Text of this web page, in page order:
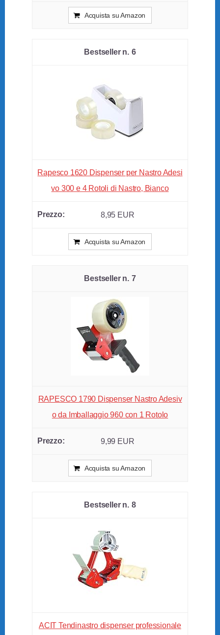
Acquista su Amazon
6
Rapesco 1620 Dispenser per Nastro Adesi
vo 300 e 4 Rotoli di Nastro, Bianco
8,95 EUR
Acquista su Amazon
7
RAPESCO 1790 Dispenser Nastro Adesiv
o da Imballaggio 960 con 1 Rotolo
9,99 EUR
Acquista su Amazon
8
ACIT Tendinastro dispenser professionale